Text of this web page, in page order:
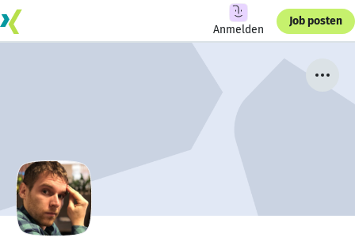
Anmelden
Job posten